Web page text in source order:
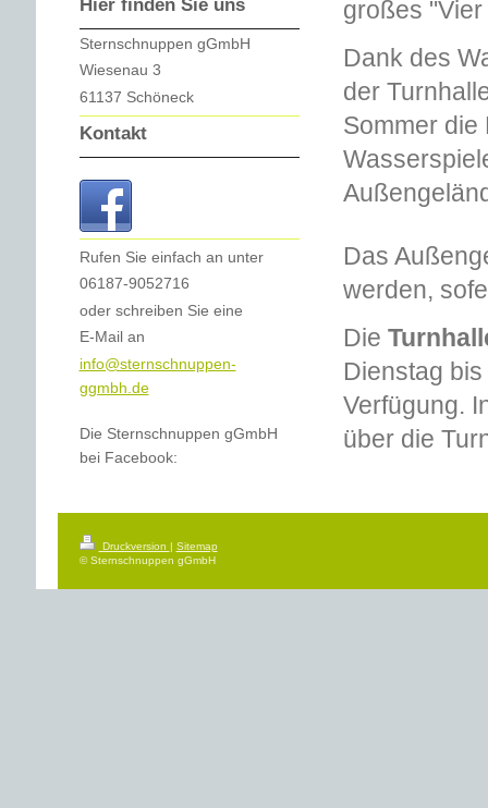
großes
Dank des
der
Sommer die
Das
werden,
Die
Dienstag
Verfügung.
über die
Hier finden Sie uns
Sternschnuppen gGmbH
Wiesenau 3
61137 Schöneck
Kontakt
Rufen Sie einfach an unter
06187-9052716
oder schreiben Sie eine
E-Mail an
info@sternschnuppen-
ggmbh.de
Die Sternschnuppen gGmbH
bei Facebook:
Druckversion | Sitemap
© Sternschnuppen gGmbH